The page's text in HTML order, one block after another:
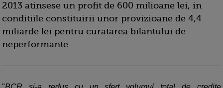
2013 atinsese un profit de 600 milioane lei, in
conditiile constituirii unor provizioane de 4,4
miliarde lei pentru curatarea bilantului de
neperformante.